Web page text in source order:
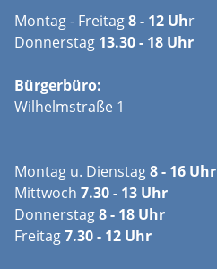
Montag - Freitag8 - 12 Uhr
Donnerstag 13.30 - 18 Uhr
Bürgerbüro:
Wilhelmstraße 1
Montag u. Dienstag8 - 16 Uhr
Mittwoch 7.30 - 13 Uhr
Donnerstag8 - 18 Uhr
Freitag7.30 - 12 Uhr